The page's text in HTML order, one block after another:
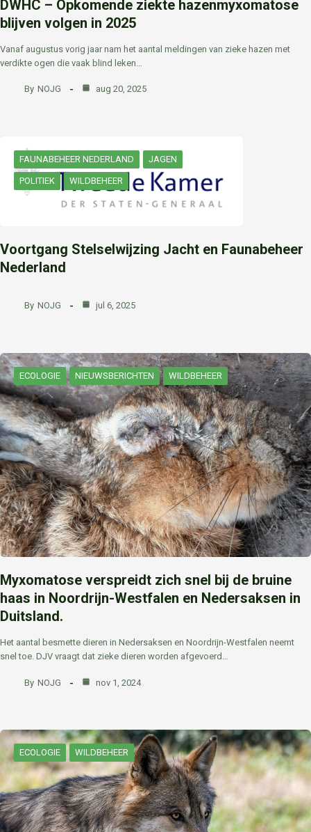
DWHC – Opkomende ziekte hazenmyxomatose
blijven volgen in 2025
Vanaf augustus vorig jaar nam het aantal meldingen van zieke hazen met
verdikte ogen die vaak blind leken…
By NOJG aug 20, 2025
FAUNABEHEER NEDERLAND JAGEN
POLITIEK WILDBEHEER
Voortgang Stelselwijzing Jacht en Faunabeheer
Nederland
By NOJG jul 6, 2025
ECOLOGIE NIEUWSBERICHTEN WILDBEHEER
Myxomatose verspreidt zich snel bij de bruine
haas in Noordrijn-Westfalen en Nedersaksen in
Duitsland.
Het aantal besmette dieren in Nedersaksen en Noordrijn-Westfalen neemt
snel toe. DJV vraagt ​​dat zieke dieren worden afgevoerd…
By NOJG nov 1, 2024
ECOLOGIE WILDBEHEER